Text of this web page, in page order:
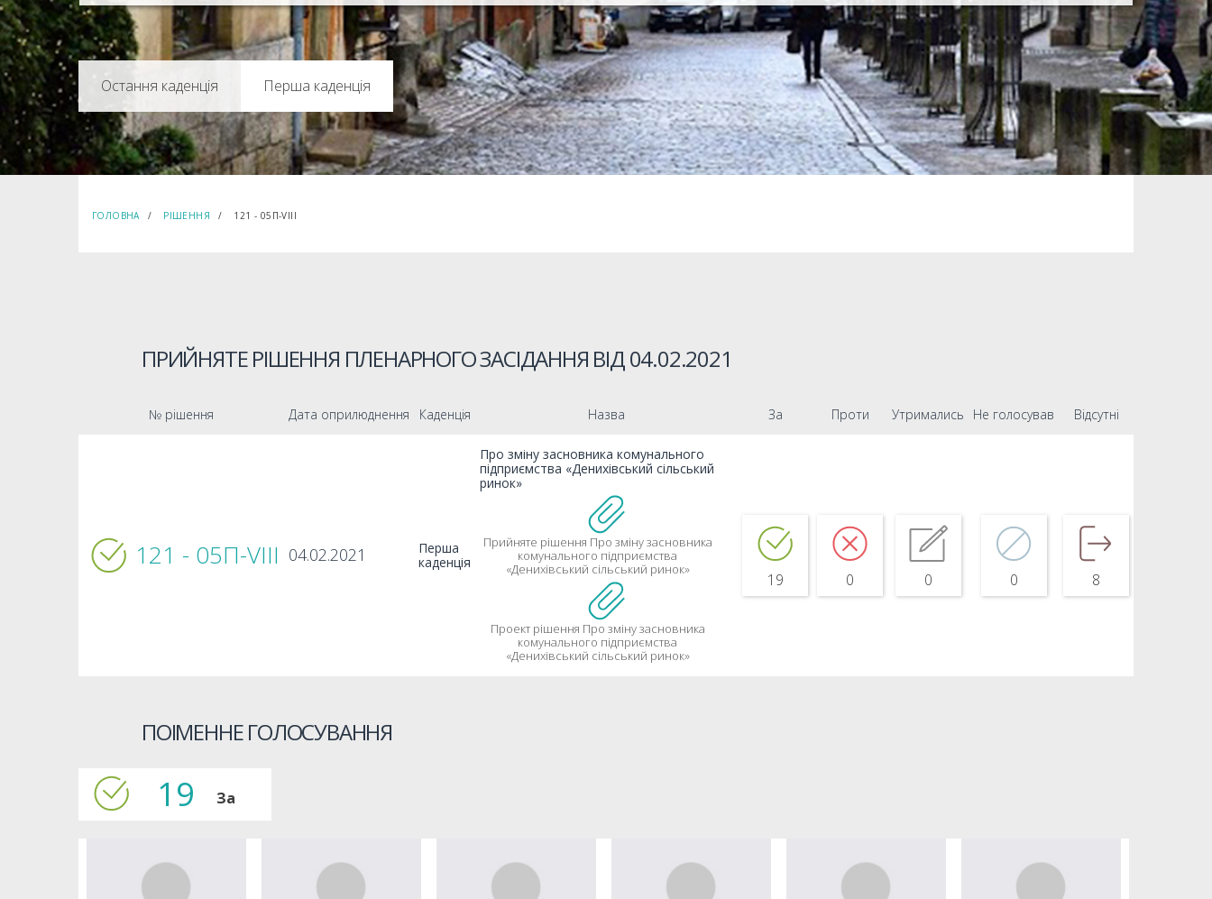
Перша каденція
ГОЛОВНА РІШЕННЯ 121 - 05П-VIIІ
ПРИЙНЯТЕ РІШЕННЯ ПЛЕНАРНОГО ЗАСІДАННЯ ВІД04.02.2021
№ рішення Дата оприлюднення Каденція Назва За Проти Утримались Не голосував Відсутні
121 - 05П-VIIІ 04.02.2021
Перша
каденція
Про зміну засновника комунального
підприємства «Денихівський сільський
ринок»
Прийняте рішення Про зміну засновника
комунального підприємства
«Денихівський сільський ринок»
Проект рішення Про зміну засновника
комунального підприємства
«Денихівський сільський ринок»
19 0 0 0 8
ПОІМЕННЕ ГОЛОСУВАННЯ
19 За